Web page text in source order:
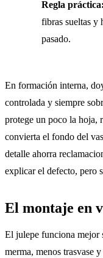
Regla práctica:
fibras sueltas y
pasado.
En formación interna,
controlada y siempre
protege un poco la hoja,
convierta el fondo del
detalle ahorra
explicar el defecto, pero
El montaje en
El julepe funciona mejor
merma, menos trasvase